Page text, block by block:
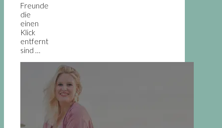
Freunde
die
einen
Klick
entfernt
sind …